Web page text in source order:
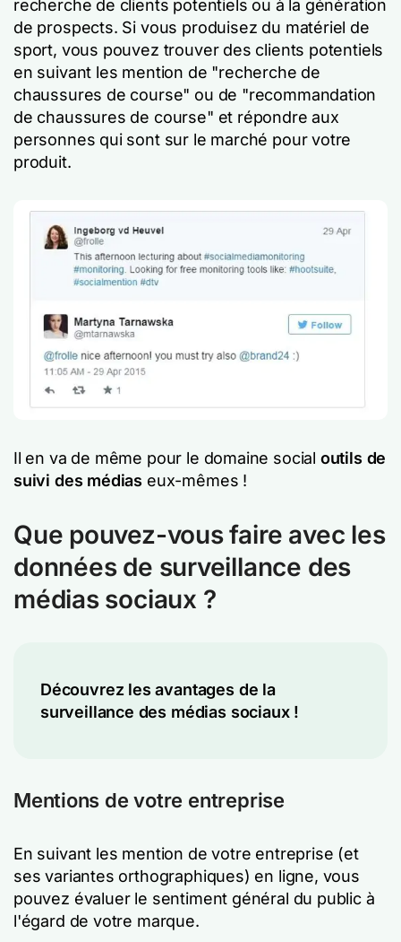
recherche de clients potentiels ou à la génération
de prospects. Si vous produisez du matériel de
sport, vous pouvez trouver des clients potentiels
en suivant les mention de "recherche de
chaussures de course" ou de "recommandation
de chaussures de course" et répondre aux
personnes qui sont sur le marché pour votre
produit.
Il en va de même pour le domaine social outils de
suivi des médias eux-mêmes !
Que pouvez-vous faire avec les
données de surveillance des
médias sociaux ?
Découvrez les avantages de la
surveillance des médias sociaux !
Mentions de votre entreprise
En suivant les mention de votre entreprise (et
ses variantes orthographiques) en ligne, vous
pouvez évaluer le sentiment général du public à
l'égard de votre marque.